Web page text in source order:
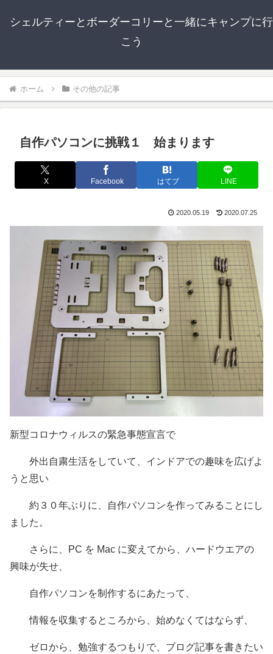
シェルティーとボーダーコリーと一緒にキャンプに行
こう
ホーム その他の記事
自作パソコンに挑戦１ 始まります
X Facebook はてブ LINE
2020.05.19 2020.07.25
新型コロナウィルスの緊急事態宣言で
外出自粛生活をしていて、インドアでの趣味を広げよ
うと思い
約３０年ぶりに、自作パソコンを作ってみることにし
ました。
さらに、PC を Mac に変えてから、ハードウエアの
興味が失せ、
自作パソコンを制作するにあたって、
情報を収集するところから、始めなくてはならず、
ゼロから、勉強するつもりで、ブログ記事を書きたい